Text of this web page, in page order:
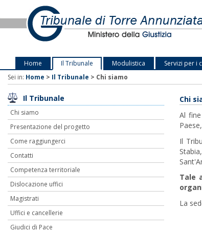
Home Il Tribunale Modulistica Servizi per i
Sei in: Home > Il Tribunale > Chi siamo
Il Tribunale
Chi siamo
Presentazione del progetto
Come raggiungerci
Contatti
Competenza territoriale
Dislocazione uffici
Magistrati
Uffici e cancellerie
Giudici di Pace
Chi
Al
Il
Tale
La